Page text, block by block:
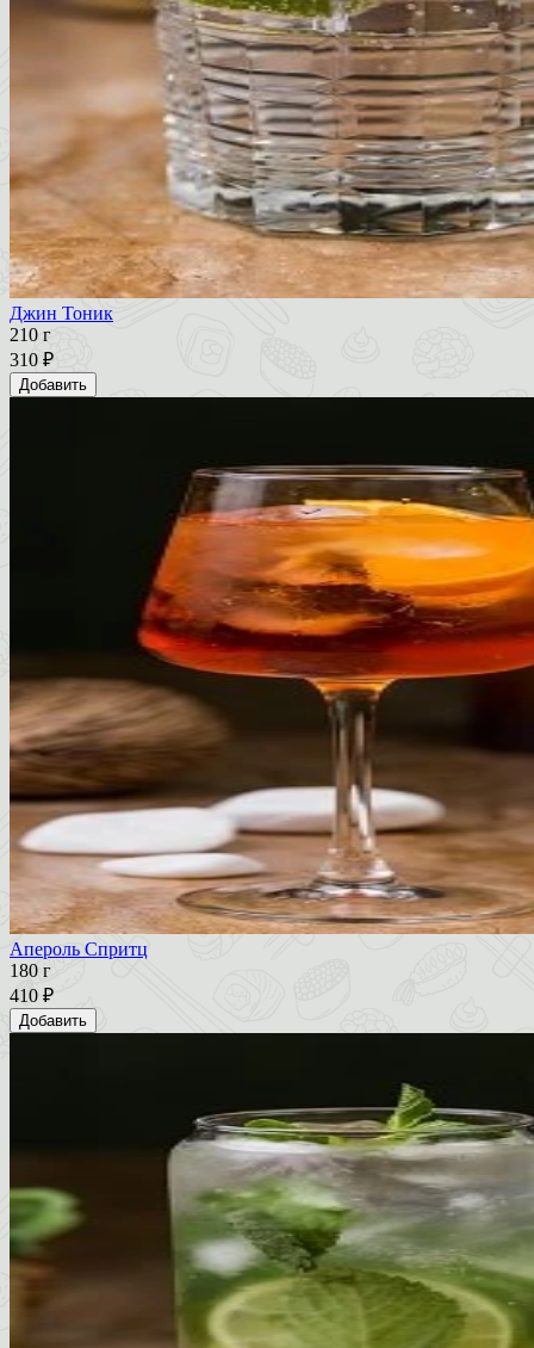
Джин Тоник
210 г
310 ₽
Добавить
Апероль Спритц
180 г
410 ₽
Добавить